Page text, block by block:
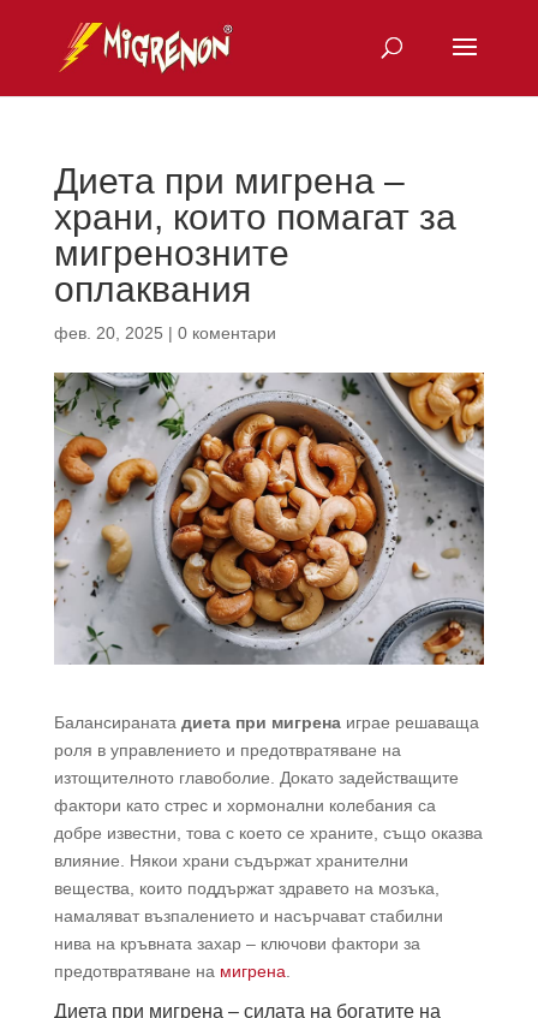
Диета при мигрена –
храни, които помагат за
мигренозните
оплаквания
фев. 20, 2025 | 0 коментари
Балансираната диета при мигренаиграе решаваща
роля в управлението и предотвратяване на
изтощителното главоболие. Докато задействащите
фактори като стрес и хормонални колебания са
добре известни, това с което се храните, също оказва
влияние. Някои храни съдържат хранителни
вещества, които поддържат здравето на мозъка,
намаляват възпалението и насърчават стабилни
нива на кръвната захар – ключови фактори за
предотвратяване на мигрена
Диета при мигрена – силата на богатите на